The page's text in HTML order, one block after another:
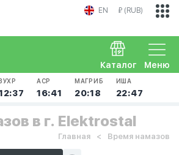
EN ₽ (RUB)
Меню
Каталог
АСР
16:41
МАГРИБ
20:18
ИША
22:47
в г. Elektrostal
Главная Время намазов